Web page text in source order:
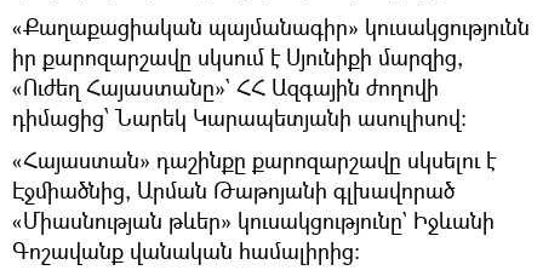
«Քաղաքացիական պայմանագիր» կուսակցությունն
իր քարոզարշավը սկսում է Սյունիքի մարզից,
«Ուժեղ Հայաստանը»` ՀՀ Ազգային ժողովի
դիմացից՝ Նարեկ Կարապետյանի ասուլիսով։
«Հայաստան» դաշինքը քարոզարշավը սկսելու է
Էջմիածնից, Արման Թաթոյանի գլխավորած
«Միասնության թևեր» կուսակցությունը` Իջևանի
Գոշավանք վանական համալիրից։